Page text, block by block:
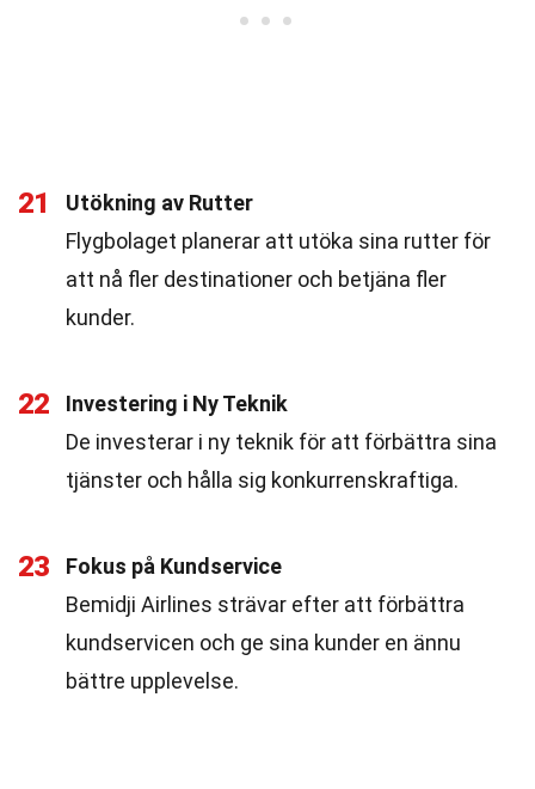
21
Utökning av Rutter
Flygbolaget planerar att utöka sina rutter för
att nå fler destinationer och betjäna fler
kunder.
22
Investering i Ny Teknik
De investerar i ny teknik för att förbättra sina
tjänster och hålla sig konkurrenskraftiga.
23
Fokus på Kundservice
Bemidji Airlines strävar efter att förbättra
kundservicen och ge sina kunder en ännu
bättre upplevelse.